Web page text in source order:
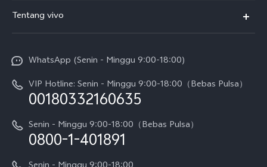
T5 Pro
V70
V70 FE
Y05
X300 Pro
Service Center
Funtouch OS
Pembaruan Sistem
Harga Spare Part
Otentikasi IMEI
Tentang vivo
Sejarah
Berita
Pemberitahuan Hukum
Tentang Kami
WhatsApp (Senin - Minggu 9:00-18:00)
VIP Hotline: Senin - Minggu 9:00-18:00（Bebas Pulsa）
00180332160635
Senin - Minggu 9:00-18:00（Bebas Pulsa）
0800-1-401891